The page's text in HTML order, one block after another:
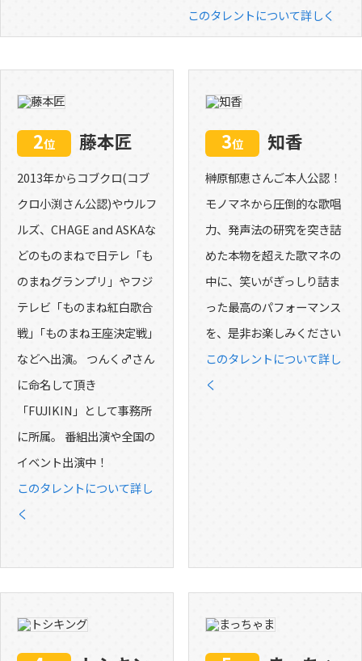
このタレントについて詳しく
2位 藤本匠
2013年からコブクロ(コブ
クロ小渕さん公認)やウルフ
ルズ、CHAGE and ASKAな
どのものまねで日テレ「も
のまねグランプリ」やフジ
テレビ「ものまね紅白歌合
戦」｢ものまね王座決定戦｣
などへ出演。 つんく♂さん
に命名して頂き
「FUJIKIN」として事務所
に所属。 番組出演や全国の
イベント出演中！
このタレントについて詳し
く
3位 知香
榊原郁恵さんご本人公認！
モノマネから圧倒的な歌唱
力、発声法の研究を突き詰
めた本物を超えた歌マネの
中に、笑いがぎっしり詰ま
った最高のパフォーマンス
を、是非お楽しみください
このタレントについて詳し
く